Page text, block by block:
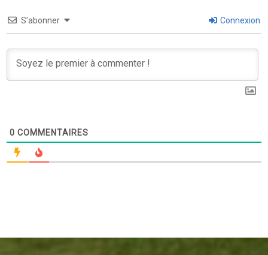
S’abonner Connexion
0 COMMENTAIRES